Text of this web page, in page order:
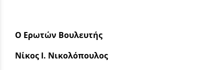
Ο Ερωτών Βουλευτής
Νίκος Ι. Νικολόπουλος